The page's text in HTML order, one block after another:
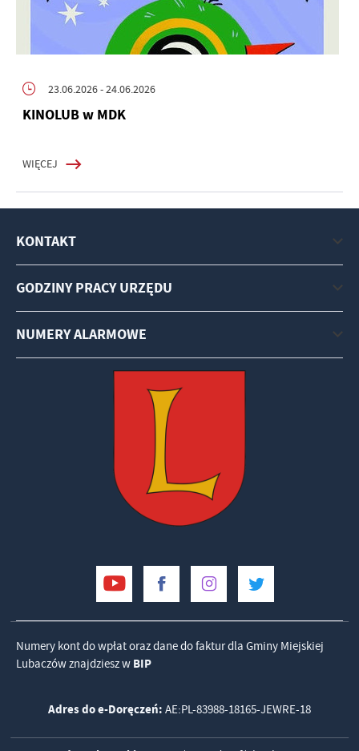
23.06.2026- 24.06.2026
KINOLUB w MDK
WIĘCEJ
KONTAKT
GODZINY PRACY URZĘDU
NUMERY ALARMOWE
Numery kont do wpłat oraz dane do faktur dla Gminy Miejskiej
Lubaczów znajdziesz w BIP
Adres do e-Doręczeń: AE:PL-83988-18165-JEWRE-18